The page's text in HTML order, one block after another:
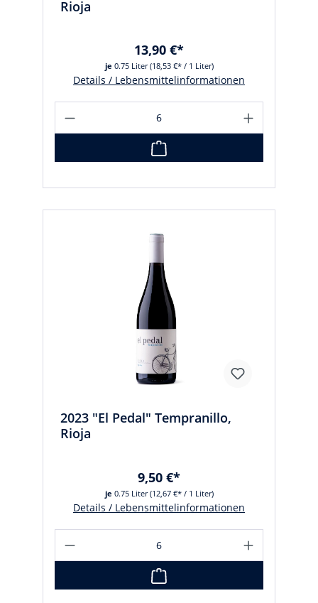
Rioja
je 0.75 Liter(18,53 €* / 1 Liter)
13,90 €*
Details / Lebensmittelinformationen
2023 "El Pedal" Tempranillo,
Rioja
je 0.75 Liter(12,67 €* / 1 Liter)
9,50 €*
Details / Lebensmittelinformationen